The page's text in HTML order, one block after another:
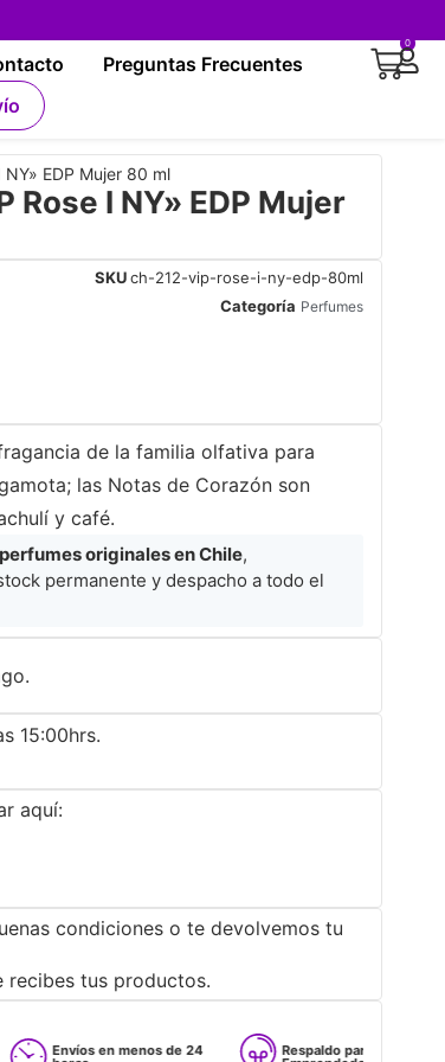
Preguntas Frecuentes
0
NY» EDP Mujer 80 ml
Rose I NY» EDP Mujer
SKUch-212-vip-rose-i-ny-edp-80ml
Categoría Perfumes
de la familia olfativa para
las Notas de Corazón son
y café.
originales en Chile,
permanente y despacho a todo el
15:00hrs.
aquí:
condiciones o te devolvemos tu
recibes tus productos.
Envíos en menos de 24 Respaldo para